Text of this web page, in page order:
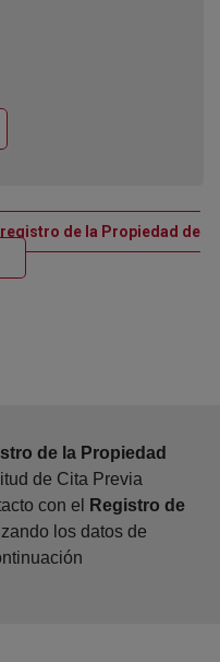
de la Propiedad de
nueva
de la Propiedad
de Cita Previa
con el
Registro de
los datos de